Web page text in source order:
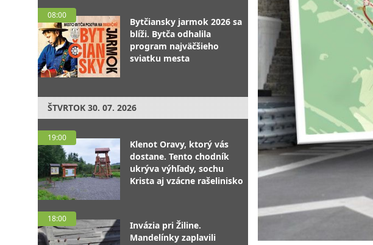
08:00
Bytčiansky jarmok 2026 sa
blíži. Bytča odhalila
program najväčšieho
sviatku mesta
ŠTVRTOK 30. 07. 2026
19:00
Klenot Oravy, ktorý vás
dostane. Tento chodník
ukrýva výhľady, sochu
Krista aj vzácne rašelinisko
18:00
Invázia pri Žiline.
Mandelínky zaplavili